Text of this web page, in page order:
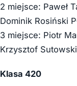
2 miejsce: Paweł
Dominik Rosiński
3 miejsce: Piotr
Krzysztof
Klasa 420